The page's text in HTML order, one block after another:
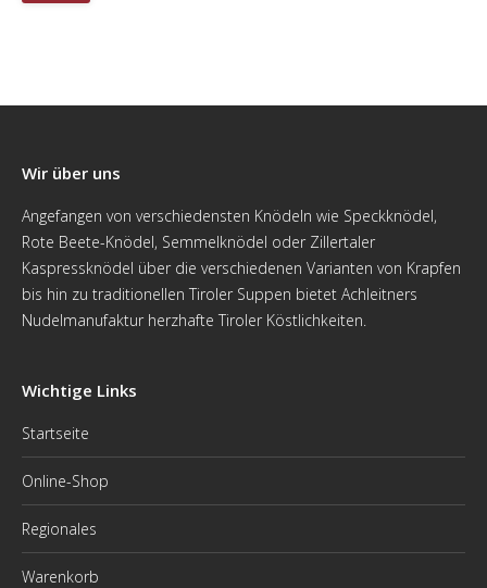
Wir über uns
Angefangen von verschiedensten Knödeln wie Speckknödel,
Rote Beete-Knödel, Semmelknödel oder Zillertaler
Kaspressknödel über die verschiedenen Varianten von Krapfen
bis hin zu traditionellen Tiroler Suppen bietet Achleitners
Nudelmanufaktur herzhafte Tiroler Köstlichkeiten.
Wichtige Links
Startseite
Online-Shop
Regionales
Warenkorb